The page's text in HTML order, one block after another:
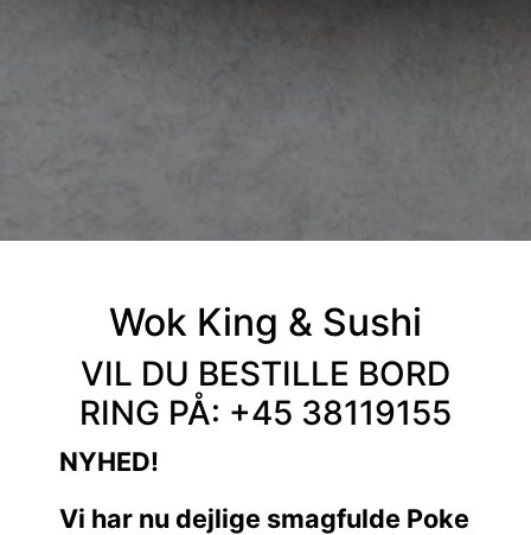
Wok King & Sushi
VIL DU BESTILLE BORD
RING PÅ: +45 38119155
NYHED!
Vi har nu dejlige smagfulde Poke